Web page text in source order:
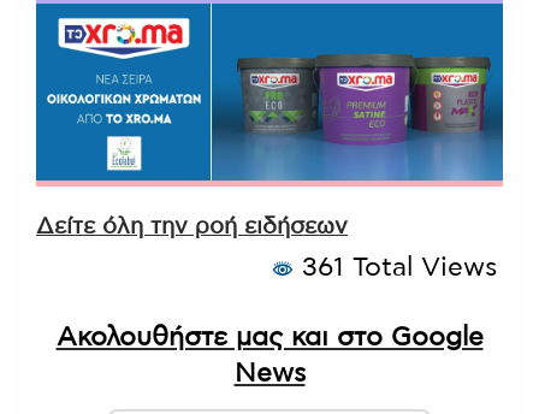
Δείτε όλη την ροή ειδήσεων
361 Total Views
Ακολουθήστε μας και στο Google
News